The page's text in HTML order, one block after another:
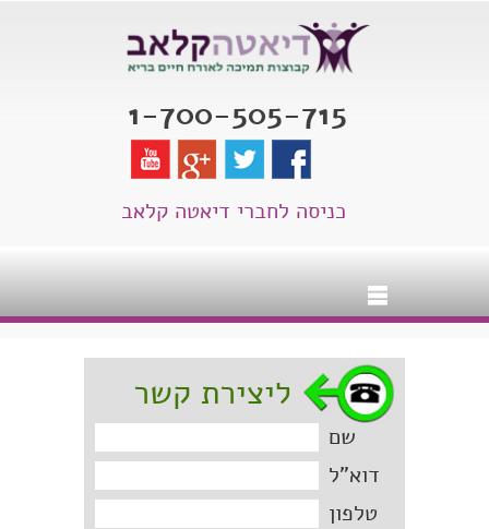
1-700-505-715
כניסה לחברי דיאטה קלאב
ליצירת קשר
שם
דוא"ל
טלפון